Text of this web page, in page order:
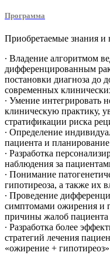
Программа
Приобретаемые знания и
∙ Владение алгоритмом
дифференцированным
постановки диагноза до
современных
∙ Умение интегрировать
клиническую практику,
стратификации риска
∙ Определение
пациента и
∙ Разработка
наблюдения за
∙ Понимание
гипотиреоза, а также их
∙ Проведение
симптомами ожирения и
причины жалоб пациента
∙ Разработка более
стратегий лечения
«ожирение + гипотиреоз»